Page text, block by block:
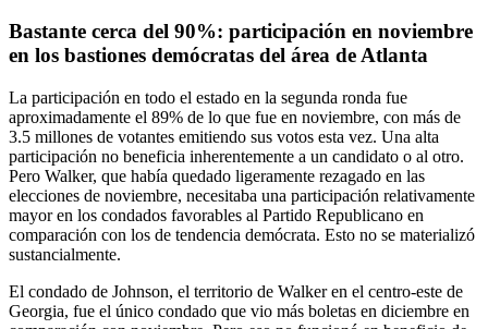
Bastante cerca del 90%: participación en noviembre
en los bastiones demócratas del área de Atlanta
La participación en todo el estado en la segunda ronda fue
aproximadamente el 89% de lo que fue en noviembre, con más de
3.5 millones de votantes emitiendo sus votos esta vez. Una alta
participación no beneficia inherentemente a un candidato o al otro.
Pero Walker, que había quedado ligeramente rezagado en las
elecciones de noviembre, necesitaba una participación relativamente
mayor en los condados favorables al Partido Republicano en
comparación con los de tendencia demócrata. Esto no se materializó
sustancialmente.
El condado de Johnson, el territorio de Walker en el centro-este de
Georgia, fue el único condado que vio más boletas en diciembre en